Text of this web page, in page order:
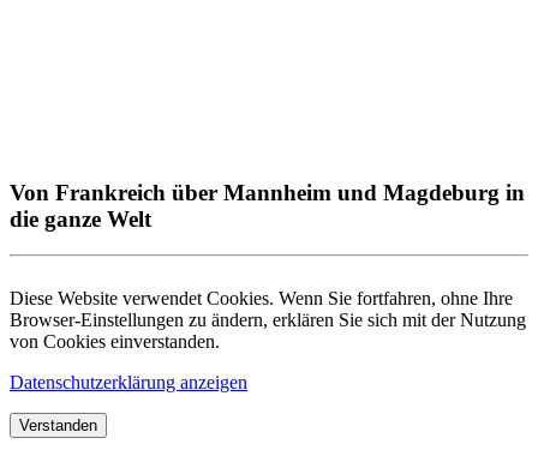
Von Frankreich über Mannheim und Magdeburg in
die ganze Welt
Diese Website verwendet Cookies. Wenn Sie fortfahren, ohne Ihre
Browser-Einstellungen zu ändern, erklären Sie sich mit der Nutzung
von Cookies einverstanden.
Datenschutzerklärung anzeigen
Verstanden